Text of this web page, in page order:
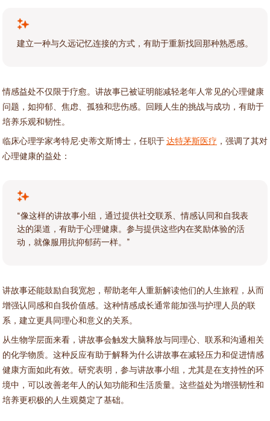
建立一种与久远记忆连接的方式，有助于重新找回那种熟悉感。
情感益处不仅限于疗愈。讲故事已被证明能减轻老年人常见的心理健康
问题，如抑郁、焦虑、孤独和悲伤感。回顾人生的挑战与成功，有助于
培养乐观和韧性。
临床心理学家考特尼·史蒂文斯博士，任职于达特茅斯医疗 ，强调了其对
心理健康的益处：
“像这样的讲故事小组，通过提供社交联系、情感认同和自我表
达的渠道，有助于心理健康。参与提供这些内在奖励体验的活
动，就像服用抗抑郁药一样。”
讲故事还能鼓励自我宽恕，帮助老年人重新解读他们的人生旅程，从而
增强认同感和自我价值感。这种情感成长通常能加强与护理人员的联
系，建立更具同理心和意义的关系。
从生物学层面来看，讲故事会触发大脑释放与同理心、联系和沟通相关
的化学物质。这种反应有助于解释为什么讲故事在减轻压力和促进情感
健康方面如此有效。研究表明，参与讲故事小组，尤其是在支持性的环
境中，可以改善老年人的认知功能和生活质量。这些益处为增强韧性和
培养更积极的人生观奠定了基础。